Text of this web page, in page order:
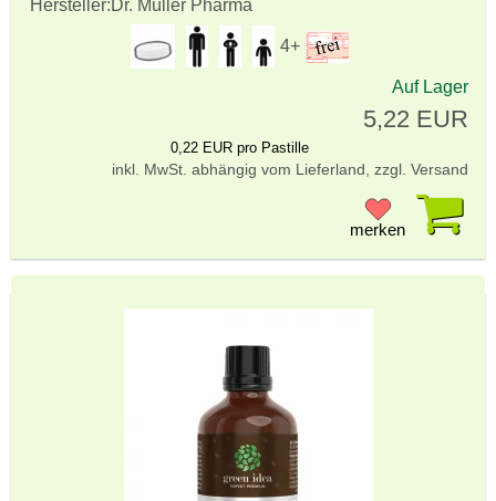
Hersteller:Dr. Müller Pharma
4+
Auf Lager
5,22 EUR
0,22 EUR pro Pastille
inkl. MwSt. abhängig vom Lieferland, zzgl. Versand
merken